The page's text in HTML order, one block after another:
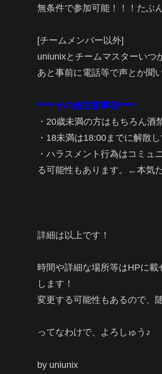
無条件で参加可能！！！たぶ
[チームメンバー以外]
uniunixとチームマスターいつ
あと事前に電話等で声とか聞
*****その他注意事項*****
・20歳未満の方はもちろん酒
・18未満は18:00までに解散し
・ハラスメント行為はコミュ
る可能性もあります。←本気
詳細は以上です！
時間や詳細な場所等はHPに
します！
変更する可能性もあるので、
ってなわけで、よろしゅう♪
by uniunix